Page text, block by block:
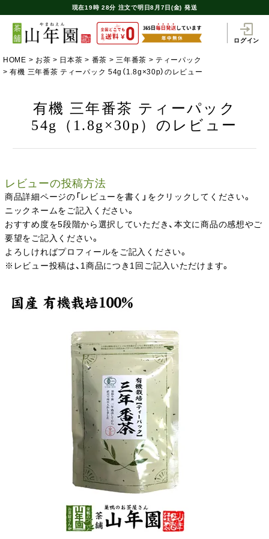
現在19時 28分 注文で明日8月7日(金) 発送
ログイン
HOME お茶 日本茶 番茶 三年番茶
ティーパック
有機 三年番茶 ティーパック 54g（1.8g×30p）のレビュー
有機 三年番茶 ティーパック
54g（1.8g×30p）のレビュー
レビューの投稿方法
商品詳細ページの「レビューを書く」をクリックしてください。
ニックネームをご記入ください。
おすすめ度を5段階から選択していただき、本文に商品の感想やご
要望をご記入ください。
よろしければプロフィールをご記入ください。
※レビュー投稿は、1商品につき1回ご記入いただけます。